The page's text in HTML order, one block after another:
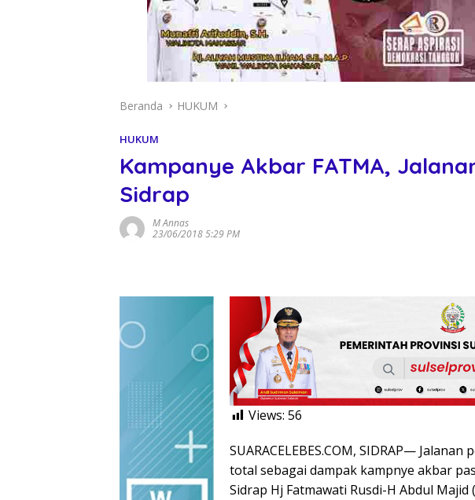
Beranda HUKUM
HUKUM
Kampanye Akbar FATMA,
Sidrap
M Annas
23/06/2018 5:29 PM
Views: 56
SUARACELEBES.COM, SIDRAP—
total sebagai dampak kampnye akbar
Sidrap Hj Fatmawati Rusdi-H Abdul Majid